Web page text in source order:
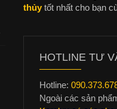
thủytốt nhất cho bạn
HOTLINE TƯ
Hotline:
Ngoài các sản